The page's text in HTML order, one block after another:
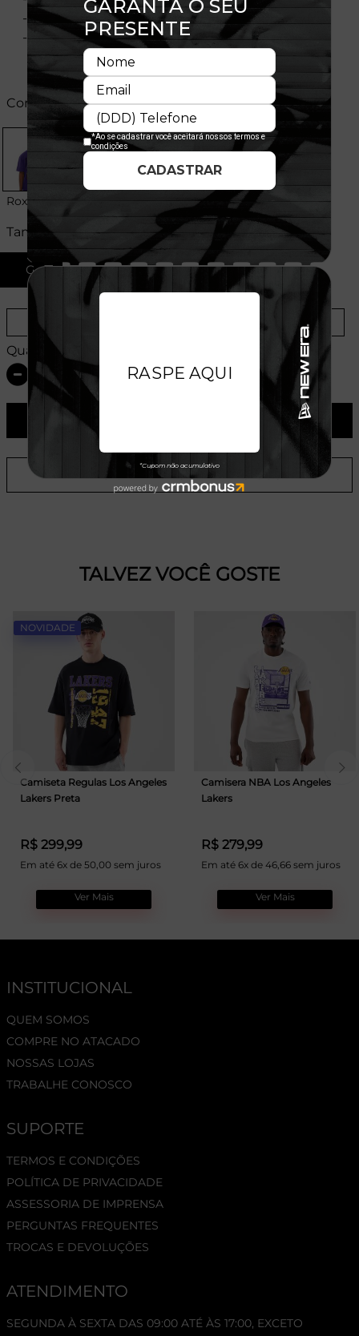
- Flag bordada na manga
- Composição: 100% Algodão
Cores:
Roxo
Tamanhos:
G
Tabela de Medidas
Quantidade:
ADICIONAR A LISTA DE DESEJOS
TALVEZ VOCÊ GOSTE
NOVIDADE
Camiseta Regulas Los Angeles
Lakers Preta
R$ 299,99
Em até 6x de 50,00 sem juros
Ver Mais
Camisera NBA Los Angeles
Lakers
R$ 279,99
Em até 6x de 46,66 sem juros
Ver Mais
INSTITUCIONAL
QUEM SOMOS
COMPRE NO ATACADO
NOSSAS LOJAS
TRABALHE CONOSCO
SUPORTE
TERMOS E CONDIÇÕES
POLÍTICA DE PRIVACIDADE
ASSESSORIA DE IMPRENSA
PERGUNTAS FREQUENTES
TROCAS E DEVOLUÇÕES
ATENDIMENTO
SEGUNDA À SEXTA DAS 09:00 ATÉ ÀS 17:00, EXCETO